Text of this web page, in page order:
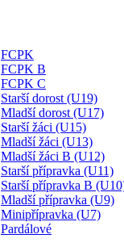
FCPK
FCPK B
FCPK C
Starší dorost (U19)
Mladší dorost (U17)
Starší žáci (U15)
Mladší žáci (U13)
Mladší žáci B (U12)
Starší přípravka (U11)
Starší přípravka B
Mladší přípravka (U9)
Minipřípravka (U7)
Pardálové